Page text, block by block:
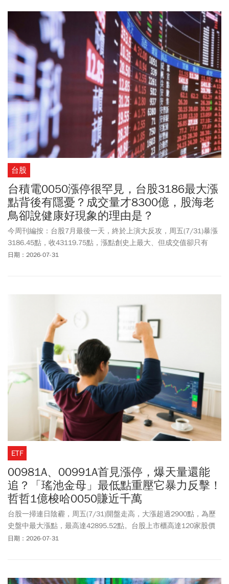
台股
台積電0050漲停很罕見，台股3186最大漲
點背後有隱憂？成交量才8300億，股海老
鳥卻說健康好現象的理由是？
今周刊編按：台股7月最後一天，終於上演大反攻，周五(7/31)暴漲
3186.45點，收43119.75點，漲點創史上最大、但成交值卻只有
8337.13億元，主要是不少個股開盤就強勢鎖漲停，讓投資人想買也
電源大廠台達電(2308)盤中一度飆至1680元漲停，終場上漲110元或
7.19%收1640元；台光電(2383)4745元漲停鎖死；聯電(2303)也漲
停121元。封測族群部分，日月光投控(3711)、京元電(2449) 、力成
(6239)同步漲停，記憶體族群更是全面亮燈，南亞科(2408)收360.5
元、華邦電(2344)130元，力積電(6770)54.5元，旺宏(2337)100.5
元。此外，華碩(2357)810元漲停、緯穎(6669)5390元、欣興
(3037)787元、群聯(8299)也漲停1640元，群創(3481)45.5元成交量
36.3萬張，更是扣除ETF之外的個股第一名、國巨(2327)止血回魂一
字鎖漲停502元。觀察3大法人動向，外資買超675.53億元創史上第
10大，自營商賣超162.59億元，投信則是買超333.82億元。觀察台
股月線雖然是大黑K棒，但是也留了長下引線，雅虎奇摩新聞報導，
資深台股分析師許博傑指出，經歷出量殺盤後，今日無量直接包覆
衝破前3天高點，證明拉回僅是洗盤，週五量價結構反而是健康好現
象。許博傑預估，下周一大盤將先挑戰43436點跳空缺口，若能順利
封閉缺口，就靜待下彎的月線靠攏，若短期內未見連續放量扣關，
台股預估會在42500點至43000點展開震盪打底。
日期：2026-07-31
ETF
00981A、00991A首見漲停，爆天量還能
追？「瑤池金母」最低點重壓它暴力反擊！
哲哲1億梭哈0050賺近千萬
台股一掃連日陰霾，周五(7/31)開盤走高，大漲超過2900點，為歷
史盤中最大漲點，最高達42895.52點。台股上市櫃高達120家股價
漲停，包含聯發科(2454)、日月光控股(3711)、國巨(2327)、欣興
日期：2026-07-31